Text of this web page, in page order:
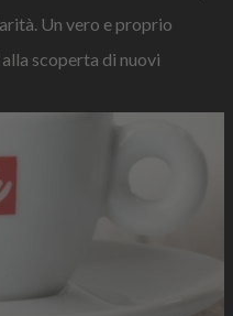
Un vero e proprio
scoperta di nuovi